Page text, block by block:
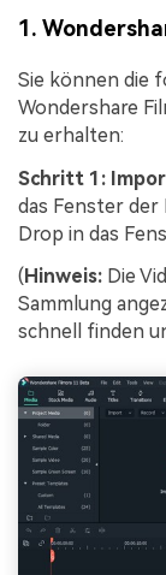
1.
Sie können die
Wondershare
zu erhalten:
Schritt 1:
das Fenster der
Drop in das
( Hinweis: Die
Sammlung
schnell finden